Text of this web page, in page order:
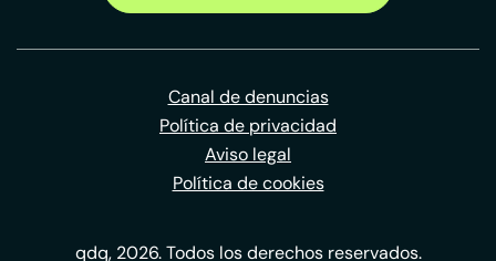
Canal de denuncias
Política de privacidad
Aviso legal
Política de cookies
qdq, 2026. Todos los derechos reservados.